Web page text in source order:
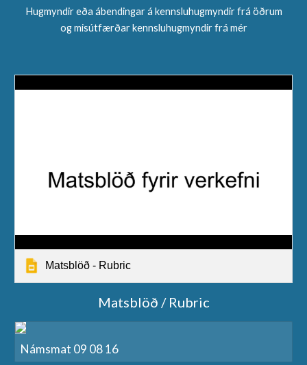
Hugmyndir eða ábendingar á kennsluhugmyndir frá öðrum
og misútfærðar kennsluhugmyndir frá mér
Matsblöð - Rubric
Matsblöð / Rubric
Námsmat 09 08 16